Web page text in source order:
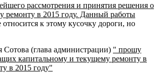
рассмотрения и принятия решения о
ремонту в 2015 году. Данный работы
к этому кусочку дороги, но
(глава администрации) " прошу
капитальному и текущему ремонту в
в 2015 году"